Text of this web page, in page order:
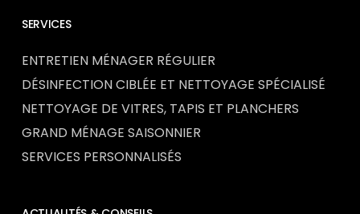
SERVICES
ENTRETIEN MÉNAGER RÉGULIER
DÉSINFECTION CIBLÉE ET NETTOYAGE SPÉCIALISÉ
NETTOYAGE DE VITRES, TAPIS ET PLANCHERS
GRAND MÉNAGE SAISONNIER
SERVICES PERSONNALISÉS